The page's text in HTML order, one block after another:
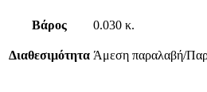
Βάρος 0.030 κ.
Διαθεσιμότητα Άμεση παραλαβή/